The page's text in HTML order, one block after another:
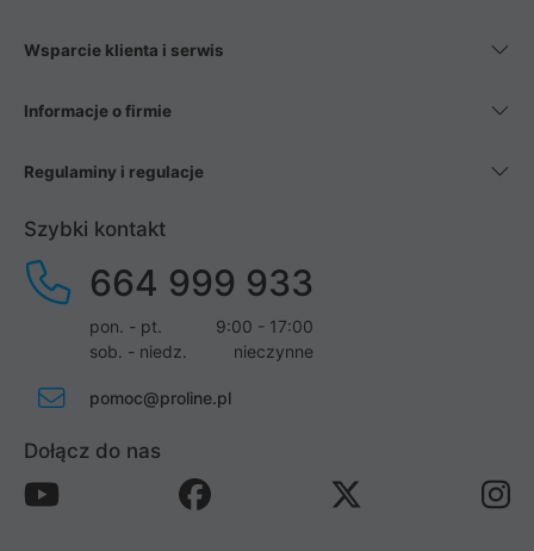
Wsparcie klienta i serwis
Informacje o firmie
Regulaminy i regulacje
Szybki kontakt
664 999 933
pon. - pt.
9:00 - 17:00
sob. - niedz.
nieczynne
pomoc@proline.pl
Dołącz do nas